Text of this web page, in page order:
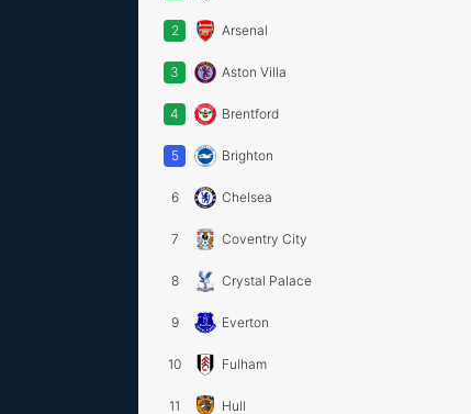
2 Arsenal
3 Aston Villa
4 Brentford
5 Brighton
6 Chelsea
7 Coventry City
8 Crystal Palace
9 Everton
10 Fulham
11 Hull